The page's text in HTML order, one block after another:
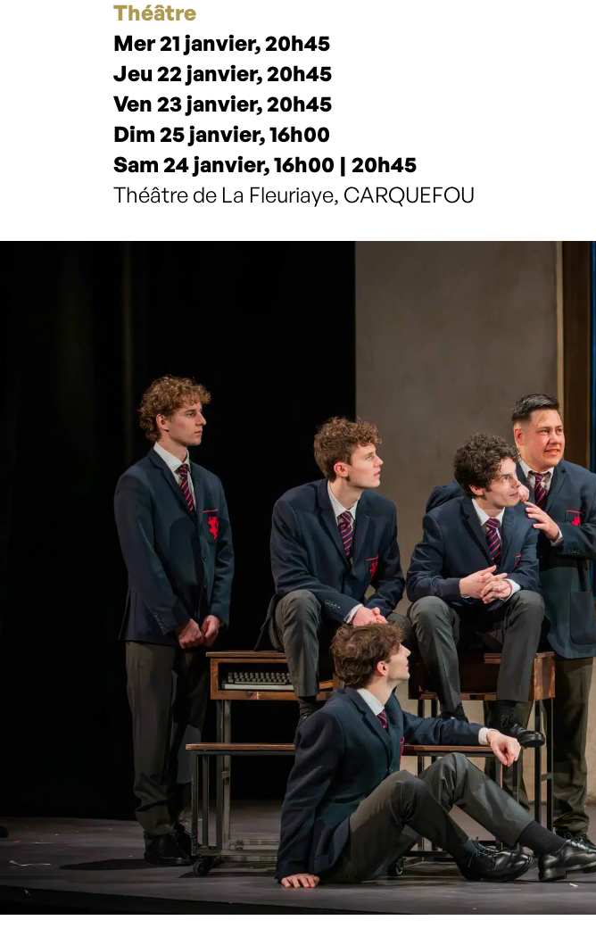
Théâtre
Mer 21 janvier, 20h45
Jeu 22 janvier, 20h45
Ven 23 janvier, 20h45
Dim 25 janvier, 16h00
Sam 24 janvier, 16h00 | 20h45
Théâtre de La Fleuriaye, CARQUEFOU